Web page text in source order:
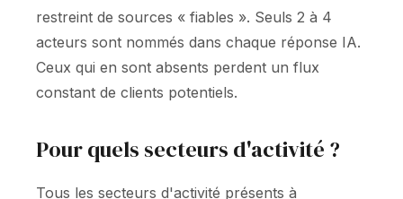
restreint de sources « fiables ». Seuls 2 à 4
acteurs sont nommés dans chaque réponse IA.
Ceux qui en sont absents perdent un flux
constant de clients potentiels.
Pour quels secteurs d'activité ?
Tous les secteurs d'activité présents à